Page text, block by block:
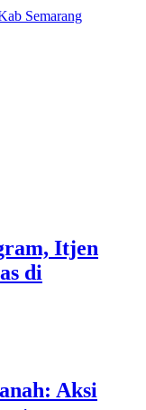
Semarang
Itjen
di
Aksi